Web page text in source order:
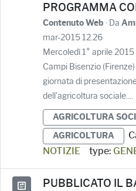
PROGRAMMA
Contenuto Web · Da
mar-2015 12.26
Mercoledì 1° aprile
Campi Bisenzio
giornata di
dell'agricoltura sociale....
AGRICOLTURA
AGRICOLTURA
NOTIZIE
type:
PUBBLICATO IL